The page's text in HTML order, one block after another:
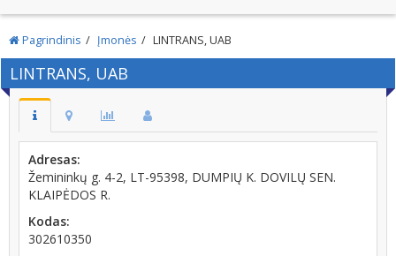
Pagrindinis Įmonės LINTRANS, UAB
LINTRANS, UAB
Adresas:
Žemininkų g. 4-2, LT-95398, DUMPIŲ K. DOVILŲ SEN.
KLAIPĖDOS R.
Kodas:
302610350